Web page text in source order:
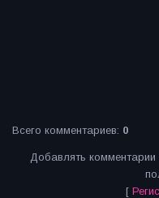
Всего комментариев: 0
Добавлять комментарии
[